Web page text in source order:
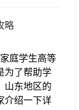
略
庭学生高等
为了帮助学
山东地区的
介绍一下详